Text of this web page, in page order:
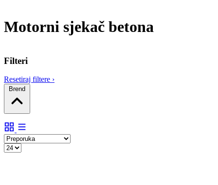
Motorni sjekač betona
Filteri
Resetiraj filtere ›
Brend